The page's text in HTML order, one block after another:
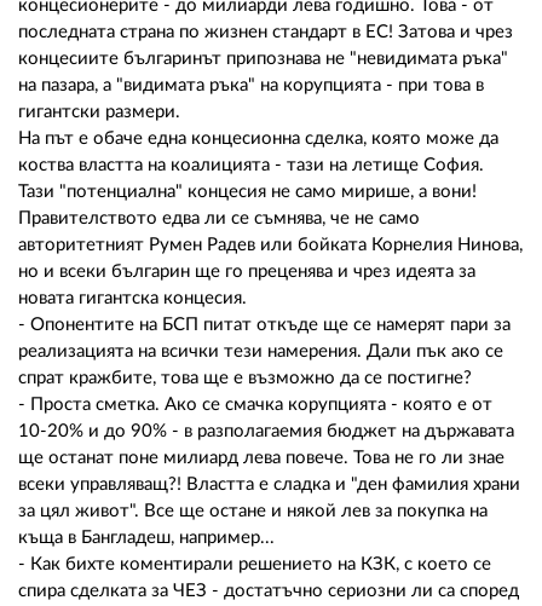
концесионерите - до милиарди лева годишно. Това - от
последната страна по жизнен стандарт в ЕС! Затова и чрез
концесиите българинът припознава не "невидимата ръка"
на пазара, а "видимата ръка" на корупцията - при това в
гигантски размери.
На път е обаче една концесионна сделка, която може да
коства властта на коалицията - тази на летище София.
Тази "потенциална" концесия не само мирише, а вони!
Правителството едва ли се съмнява, че не само
авторитетният Румен Радев или бойката Корнелия Нинова,
но и всеки българин ще го преценява и чрез идеята за
новата гигантска концесия.
- Опонентите на БСП питат откъде ще се намерят пари за
реализацията на всички тези намерения. Дали пък ако се
спрат кражбите, това ще е възможно да се постигне?
- Проста сметка. Ако се смачка корупцията - която е от
10-20% и до 90% - в разполагаемия бюджет на държавата
ще останат поне милиард лева повече. Това не го ли знае
всеки управляващ?! Властта е сладка и "ден фамилия храни
за цял живот". Все ще остане и някой лев за покупка на
къща в Бангладеш, например...
- Как бихте коментирали решението на КЗК, с което се
спира сделката за ЧЕЗ - достатъчно сериозни ли са според